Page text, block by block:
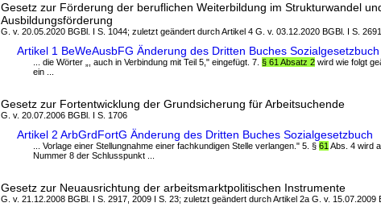
Gesetz zur Förderung der beruflichen Weiterbildung im Strukturwandel
Ausbildungsförderung
G. v. 20.05.2020 BGBl. I S. 1044; zuletzt geändert durch Artikel 4 G. v. 03.12.2020 BGBl. I S. 2691
Artikel 1 BeWeAusbFG Änderung des Dritten Buches Sozialgesetzbuch
... die Wörter „, auch in Verbindung mit Teil 5," eingefügt. 7. § 61 Absatz 2 wird wie folgt
ein ...
Gesetz zur Fortentwicklung der Grundsicherung für Arbeitsuchende
G. v. 20.07.2006 BGBl. I S. 1706
Artikel 2 ArbGrdFortG Änderung des Dritten Buches Sozialgesetzbuch
... Vorlage einer Stellungnahme einer fachkundigen Stelle verlangen." 5. § 61 Abs. 4 wird
Nummer 8 der Schlusspunkt ...
Gesetz zur Neuausrichtung der arbeitsmarktpolitischen Instrumente
G. v. 21.12.2008 BGBl. I S. 2917, 2009 I S. 23; zuletzt geändert durch Artikel 2a G. v. 15.07.2009